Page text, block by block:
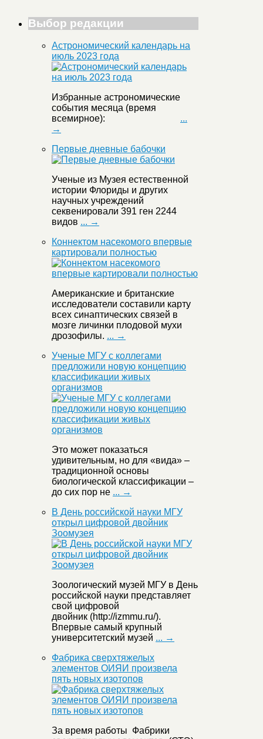
Выбор редакции
Астрономический календарь на
июль 2023 года
Избранные астрономические
события месяца (время
всемирное): ...
→
Первые дневные бабочки
Ученые из Музея естественной
истории Флориды и других
научных учреждений
секвенировали 391 ген 2244
видов ... →
Коннектом насекомого впервые
картировали полностью
Американские и британские
исследователи составили карту
всех синаптических связей в
мозге личинки плодовой мухи
дрозофилы. ... →
Ученые МГУ с коллегами
предложили новую концепцию
классификации живых
организмов
Это может показаться
удивительным, но для «вида» –
традиционной основы
биологической классификации –
до сих пор не ... →
В День российской науки МГУ
открыл цифровой двойник
Зоомузея
Зоологический музей МГУ в День
российской науки представляет
свой цифровой
двойник (http://izmmu.ru/).
Впервые самый крупный
университетский музей ... →
Фабрика сверхтяжелых
элементов ОИЯИ произвела
пять новых изотопов
За время работы Фабрики